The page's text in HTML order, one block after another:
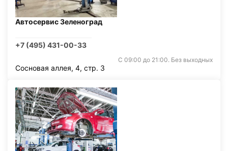
Автосервис Зеленоград
+7 (495) 431-00-33
С 09:00 до 21:00. Без выходных
Сосновая аллея, 4, стр. 3